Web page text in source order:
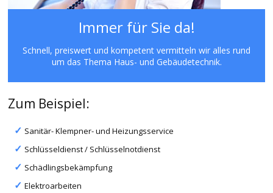
Immer für Sie da!
Schnell, preiswert und kompetent vermitteln wir alles rund
um das Thema Haus- und Gebäudetechnik.
Zum Beispiel:
Sanitär- Klempner- und Heizungsservice
Schlüsseldienst / Schlüsselnotdienst
Schädlingsbekämpfung
Elektroarbeiten